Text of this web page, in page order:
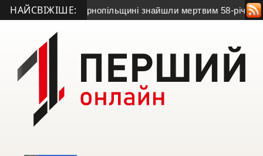
НАЙСВІЖІШЕ:
на Тернопільщині знайшли мертвим 58-річного